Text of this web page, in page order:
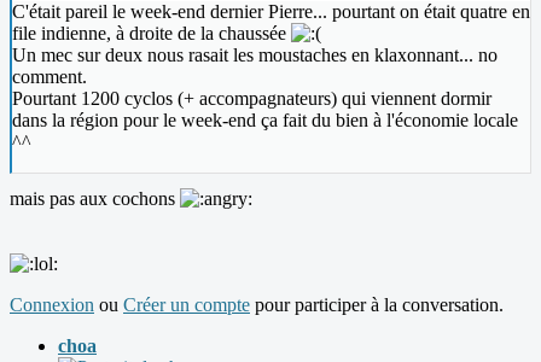
C'était pareil le week-end dernier Pierre... pourtant on était quatre en
file indienne, à droite de la chaussée
Un mec sur deux nous rasait les moustaches en klaxonnant... no
comment.
Pourtant 1200 cyclos (+ accompagnateurs) qui viennent dormir
dans la région pour le week-end ça fait du bien à l'économie locale
^^
mais pas aux cochons
Connexion ou Créer un compte pour participer à la conversation.
choa